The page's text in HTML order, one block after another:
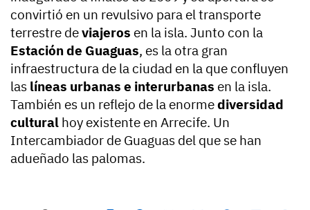
convirtió en un revulsivo para el transporte
terrestre deviajeros en la isla. Junto con la
Estación de Guaguas, es la otra gran
infraestructura de la ciudad en la que confluyen
las líneas urbanas e interurbanas en la isla.
También es un reflejo de la enormediversidad
cultural hoy existente en Arrecife. Un
Intercambiador de Guaguas del que se han
adueñado las palomas.